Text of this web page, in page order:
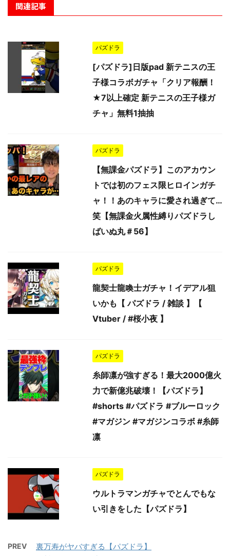
関連記事
パズドラ
[パズドラ]日版pad 新テニスの王
子様コラボガチャ「クリア報酬！
★7以上確定 新テニスの王子様ガ
チャ」無料1抽抽
パズドラ
【無課金パズドラ】このアカウン
トでは初のフェス限ヒロインガチ
ャ！！あのキャラに愛され過ぎて…
笑【無課金火属性縛りパズドラし
ばいぬ丸＃56】
パズドラ
龍契士龍喚士ガチャ！イデアル狙
いかも【 パズドラ / 雑談 】【
Vtuber / #桜小夜 】
パズドラ
糸師凛が強すぎる！最大2000億火
力で新億兆破壊！【パズドラ】
#shorts #パズドラ #ブルーロック
#マガジン #マガジンコラボ #糸師
凛
パズドラ
ウルトラマンガチャでとんでもな
い引きをした【パズドラ】
PREV 裏万寿がヤバすぎる【パズドラ】